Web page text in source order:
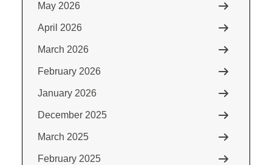
May 2026
April 2026
March 2026
February 2026
January 2026
December 2025
March 2025
February 2025